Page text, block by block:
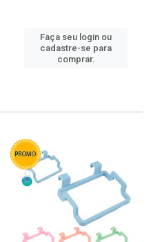
Faça seu login ou
cadastre-se para
comprar.